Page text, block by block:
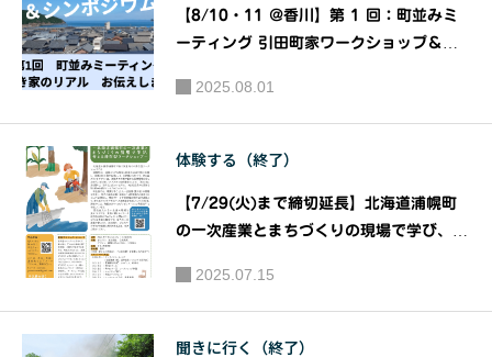
ヨンとさ
せる』 ｜
建築家フ
覧会『JP
UKB FRM
ングトー
ク｜主
ィブセン
【8/10・11 @香川】第 1 回：町並みミ
ーティング 引田町家ワークショップ＆シ
ます〜｜主催：東かがわ市引田 町家マッ
チングプロジェクト（通称：マチマチ）
2025.08.01
体験する（終了）
【7/29(火)まで締切延長】北海道浦幌町
の一次産業とまちづくりの現場で学び、考
学生ワークショップ』｜主催：浦幌町森林
組合
2025.07.15
聞きに行く（終了）